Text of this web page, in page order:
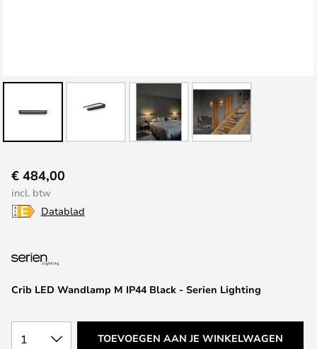
naar
het
begin
de
afbeeldingen-
gallerij
Crib LED Wandlamp M IP44 Black - Serien Lighting
€ 484,00
incl. btw
Datablad
1 TOEVOEGEN AAN JE WINKELWAGEN